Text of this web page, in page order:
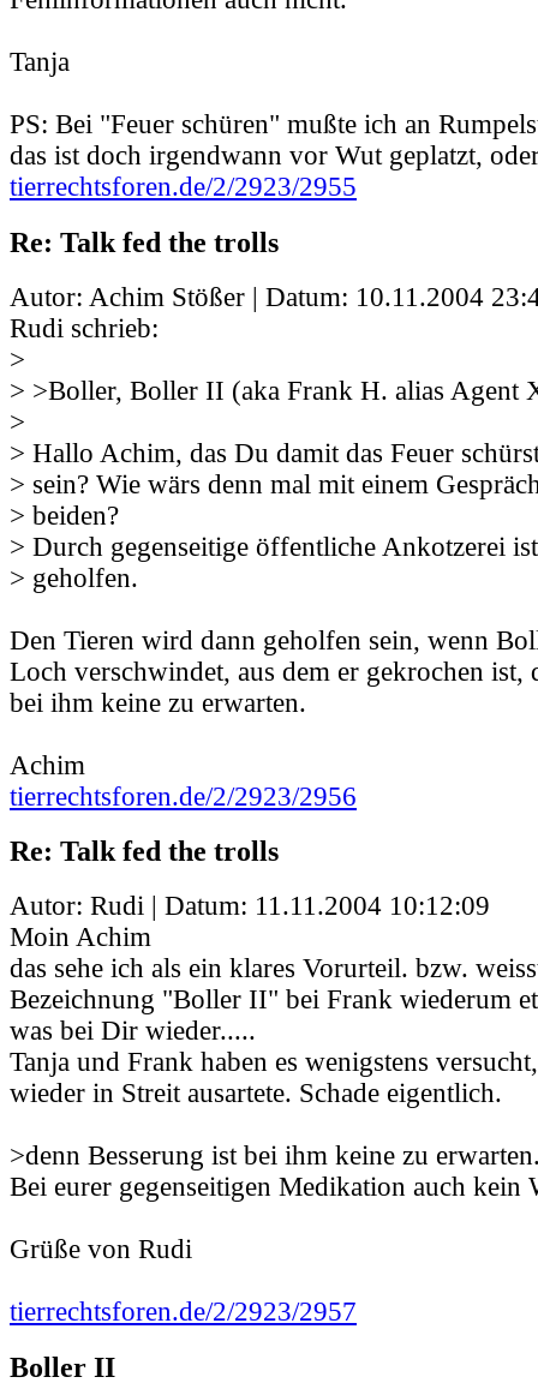
Tanja
PS: Bei "Feuer schüren" mußte ich an
das ist doch irgendwann vor Wut geplatzt,
tierrechtsforen.de/2/2923/2955
Re: Talk fed the trolls
Autor: Achim Stößer | Datum: 10.11.2004
Rudi schrieb:
>
> >Boller, Boller II (aka Frank H. alias Agent
>
> Hallo Achim, das Du damit das Feuer
> sein? Wie wärs denn mal mit einem
> beiden?
> Durch gegenseitige öffentliche Ankotzerei
> geholfen.
Den Tieren wird dann geholfen sein, wenn
Loch verschwindet, aus dem er gekrochen ist,
bei ihm keine zu erwarten.
Achim
tierrechtsforen.de/2/2923/2956
Re: Talk fed the trolls
Autor: Rudi | Datum: 11.11.2004 10:12:09
Moin Achim
das sehe ich als ein klares Vorurteil. bzw.
Bezeichnung "Boller II" bei Frank wiederum
was bei Dir wieder.....
Tanja und Frank haben es wenigstens
wieder in Streit ausartete. Schade eigentlich.
>denn Besserung ist bei ihm keine zu
Bei eurer gegenseitigen Medikation auch kein
Grüße von Rudi
tierrechtsforen.de/2/2923/2957
Boller II